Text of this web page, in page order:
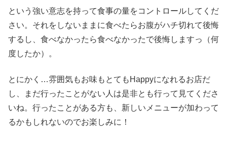
という強い意志を持って食事の量をコントロールしてくだ
さい。それをしないままに食べたらお腹がハチ切れて後悔
するし、食べなかったら食べなかったで後悔しますっ（何
度したか）。
とにかく…雰囲気もお味もとてもHappyになれるお店だ
し、まだ行ったことがない人は是非とも行って見てくださ
いね。行ったことがある方も、新しいメニューが加わって
るかもしれないのでお楽しみに！